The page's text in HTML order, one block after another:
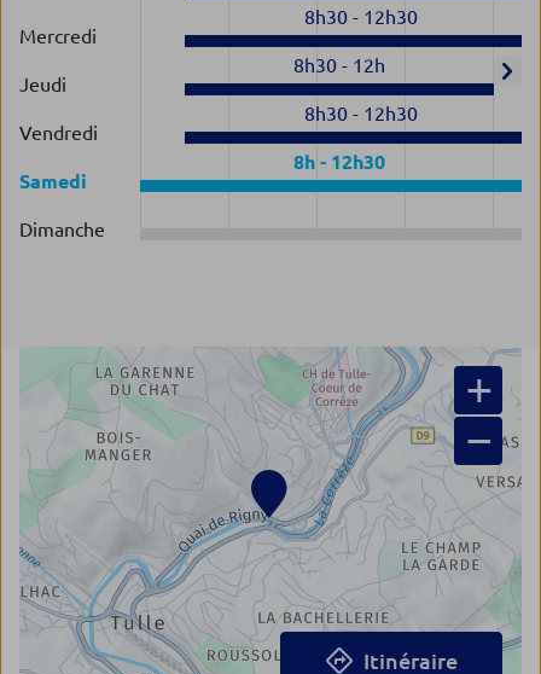
Mercredi
8h30- 12h30
Jeudi
8h30- 12h
Vendredi
8h30- 12h30
Samedi
8h- 12h30
Dimanche
+
−
Itinéraire